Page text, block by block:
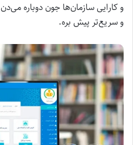
و کارایی سازمان‌ها جون دوباره
و سریع‌تر پیش بره.